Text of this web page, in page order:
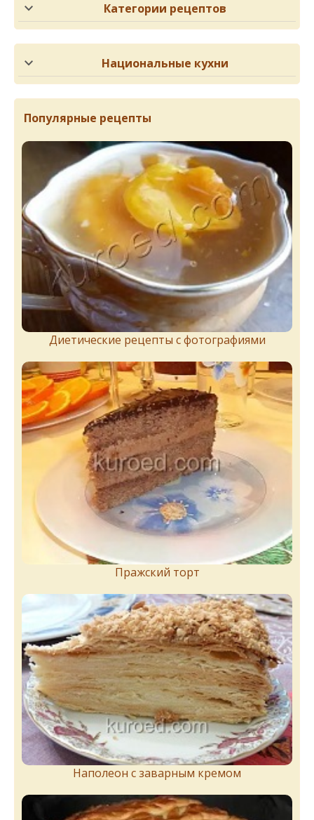
Категории рецептов
Национальные кухни
Популярные рецепты
Диетические рецепты с фотографиями
Пражский торт
Наполеон с заварным кремом